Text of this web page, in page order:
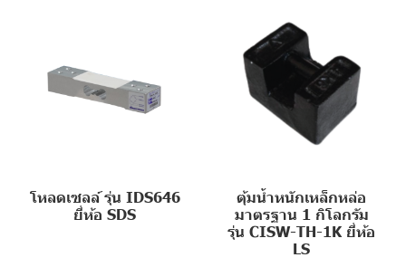
โหลดเซลล์ รุ่น IDS646
ยี่ห้อ SDS
ตุ้มน้ำหนักเหล็กหล่อ
มาตรฐาน 1 กิโลกรัม
รุ่น CISW-TH-1K ยี่ห้อ
LS